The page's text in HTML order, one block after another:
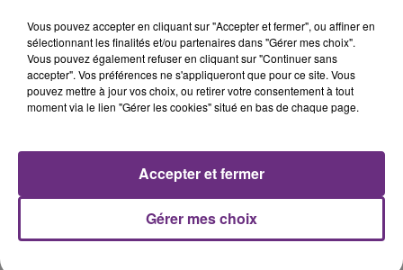
4h49
4h49
Nothing Else Matters.
4h45
4h45
Stupid Song
Vous pouvez accepter en cliquant sur "Accepter et fermer", ou affiner en
sélectionnant les finalités et/ou partenaires dans "Gérer mes choix".
Vous pouvez également refuser en cliquant sur "Continuer sans
accepter". Vos préférences ne s'appliqueront que pour ce site. Vous
pouvez mettre à jour vos choix, ou retirer votre consentement à tout
moment via le lien "Gérer les cookies" situé en bas de chaque page.
Gérer mes choix
Accepter et fermer